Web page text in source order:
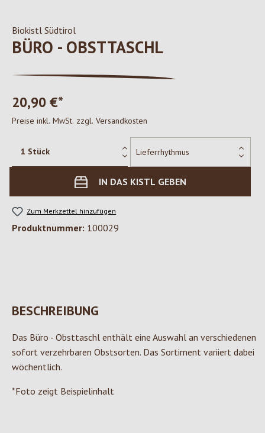
Biokistl Südtirol
BÜRO - OBSTTASCHL
20,90 €*
Preise inkl. MwSt. zzgl. Versandkosten
IN DAS KISTL GEBEN
Zum Merkzettel hinzufügen
Produktnummer: 100029
BESCHREIBUNG
Das Büro - Obsttaschl enthält eine Auswahl an verschiedenen
sofort verzehrbaren Obstsorten. Das Sortiment variiert dabei
wöchentlich.
*Foto zeigt Beispielinhalt